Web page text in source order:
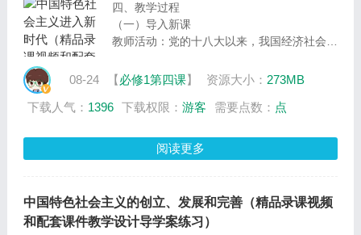
四、教学过程
（一）导入新课
教师活动：党的十八大以来，我国经济社会发
进入了新时代，接下来我们一起跟着视频来了
题：中国特色社会主义进入一个什么样的新时
08-24 【必修1第四课】 资源大小： 273MB
下载人气： 1396 下载权限： 游客 需要点数： 点
阅读更多
中国特色社会主义的创立、发展和完善（精品录课视频
和配套课件教学设计导学案练习）